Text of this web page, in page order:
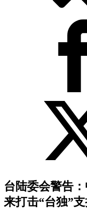
台陆委会警告
来打击“台独”